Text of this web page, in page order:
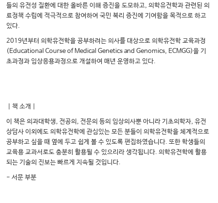
들의 유전성 질환에 대한 올바른 이해 증진을 도모하고, 의학유전학과 관련된 의
료정책 수립에 적극적으로 참여하여 국민 복리 증진에 기여함을 목적으로 하고
있다.
2019년부터 의학유전학을 공부하려는 의사를 대상으로 의학유전학 교육과정
(Educational Course of Medical Genetics and Genomics, ECMGG)을 기
초과정과 임상응용과정으로 개설하여 매년 운영하고 있다.
｜책 소개｜
이 책은 의과대학생, 전공의, 전문의 등의 임상의사뿐 아니라 기초의학자, 유전
상담사 이외에도 의학유전학에 관심있는 모든 분들이 의학유전학을 체계적으로
공부하고 싶을 때 옆에 두고 쉽게 볼 수 있도록 편집하였습니다. 또한 학생들의
교육용 교과서로도 충분히 활용될 수 있으리라 생각됩니다. 의학유전학에 활용
되는 기술의 진보는 빠르게 지속될 것입니다.
- 서문 부분